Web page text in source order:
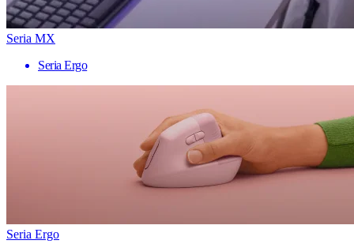
Seria MX
Seria Ergo
Seria Ergo